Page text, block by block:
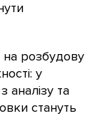
розбудову
у
аналізу та
стануть